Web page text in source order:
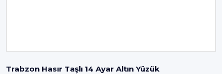
Trabzon Hasır Taşlı 14 Ayar Altın Yüzük